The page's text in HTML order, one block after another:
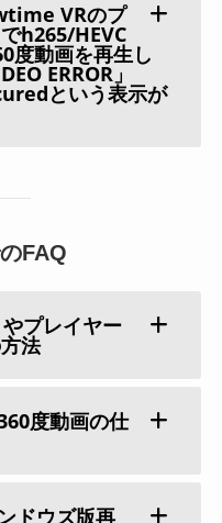
VRのプ
h265/HEVC
度動画を再生し
ERROR」
という表示が
FAQ
プレイヤー
法
度動画の仕
ドウズ版再